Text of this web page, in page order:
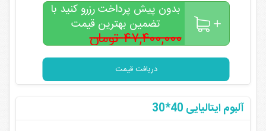
بدون پیش پرداخت رزرو کنید با
تضمین بهترین قیمت
۴۷,۴۰۰,۰۰۰ تومان
۴۰,۰۰۰,۰۰۰تومان
دریافت قیمت
آلبوم ایتالیایی 40*30